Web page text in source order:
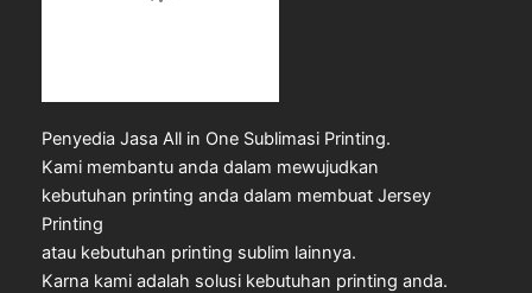
Penyedia Jasa All in One Sublimasi Printing.
Kami membantu anda dalam mewujudkan
kebutuhan printing anda dalam membuat Jersey
Printing
atau kebutuhan printing sublim lainnya.
Karna kami adalah solusi kebutuhan printing anda.